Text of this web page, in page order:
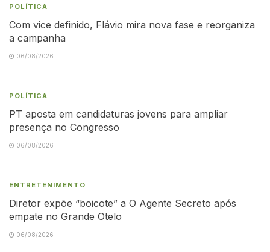
POLÍTICA
Com vice definido, Flávio mira nova fase e reorganiza
a campanha
06/08/2026
POLÍTICA
PT aposta em candidaturas jovens para ampliar
presença no Congresso
06/08/2026
ENTRETENIMENTO
Diretor expõe “boicote” a O Agente Secreto após
empate no Grande Otelo
06/08/2026